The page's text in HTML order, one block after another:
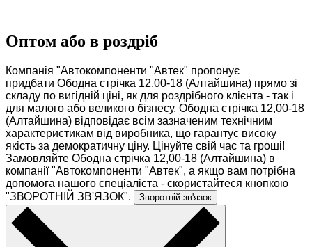
Оптом або в роздріб
Компанія "Автокомпоненти "Автек" пропонує
придбати Ободна стрічка 12,00-18 (Алтайшина) прямо зі
складу по вигідній ціні, як для роздрібного клієнта - так і
для малого або великого бізнесу. Ободна стрічка 12,00-18
(Алтайшина) відповідає всім зазначеним технічним
характеристикам від виробника, що гарантує високу
якість за демократичну ціну. Цінуйте свій час та гроші!
Замовляйте Ободна стрічка 12,00-18 (Алтайшина) в
компанії "Автокомпоненти "Автек", а якщо вам потрібна
допомога нашого спеціаліста - скористайтеся кнопкою
"ЗВОРОТНІЙ ЗВ'ЯЗОК".
Зворотній зв'язок